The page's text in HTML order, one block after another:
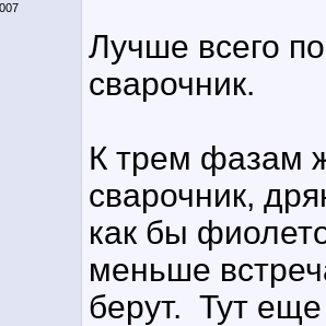
Лучше всего
сварочник.
К трем фазам
сварочник,
как бы
меньше
берут. Тут